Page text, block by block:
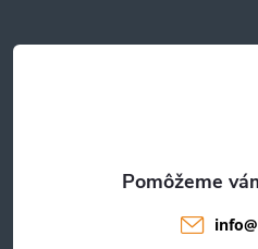
t
info@